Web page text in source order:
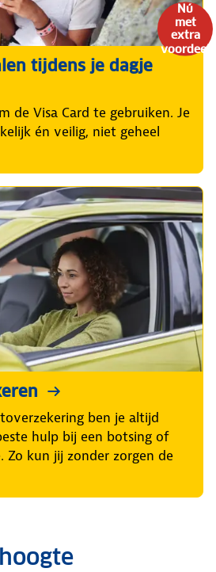
Nú
met
extra
voordeel
tijdens je dagje
de Visa Card te gebruiken. Je
én veilig, niet geheel
ben je altijd
hulp bij een botsing of
Zo kun jij zonder zorgen de